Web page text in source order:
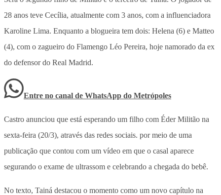
28 anos teve Cecília, atualmente com 3 anos, com a influenciadora
Karoline Lima. Enquanto a blogueira tem dois: Helena (6) e Matteo
(4), com o zagueiro do Flamengo Léo Pereira, hoje namorado da ex
do defensor do Real Madrid.
Entre no canal de WhatsApp do Metrópoles
Castro anunciou que está esperando um filho com Éder Militão na
sexta-feira (20/3), através das redes sociais. por meio de uma
publicação que contou com um vídeo em que o casal aparece
segurando o exame de ultrassom e celebrando a chegada do bebê.
No texto, Tainá destacou o momento como um novo capítulo na